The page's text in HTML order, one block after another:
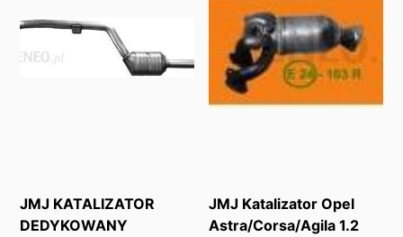
JMJ KATALIZATOR
DEDYKOWANY
JMJ Katalizator Opel
Astra/Corsa/Agila 1.2